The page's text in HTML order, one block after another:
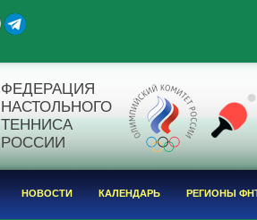
ФЕДЕРАЦИЯ
НАСТОЛЬНОГО
ТЕННИСА
РОССИИ
НОВОСТИ КАЛЕНДАРЬ РЕГИОНЫ